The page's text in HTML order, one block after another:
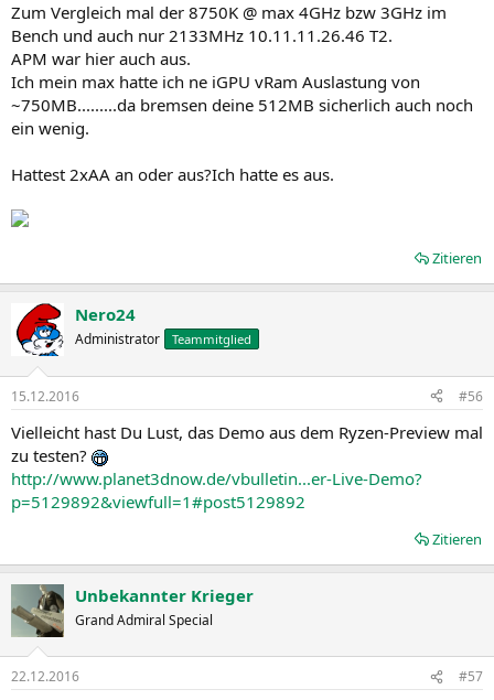
Zum Vergleich mal der 8750K @ max 4GHz bzw 3GHz im
Bench und auch nur 2133MHz 10.11.11.26.46 T2.
APM war hier auch aus.
Ich mein max hatte ich ne iGPU vRam Auslastung von
~750MB.........da bremsen deine 512MB sicherlich auch noch
ein wenig.
Hattest 2xAA an oder aus?Ich hatte es aus.
Zitieren
Nero24
Administrator Teammitglied
15.12.2016 #56
Vielleicht hast Du Lust, das Demo aus dem Ryzen-Preview mal
zu testen?
http://www.planet3dnow.de/vbulletin...er-Live-Demo?
p=5129892&viewfull=1#post5129892
Zitieren
Unbekannter Krieger
Grand Admiral Special
22.12.2016 #57